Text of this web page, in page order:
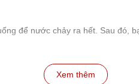
để nước chảy ra hết. Sau đó,
Xem thêm